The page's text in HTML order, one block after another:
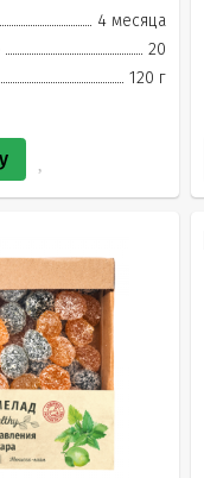
4 месяца
20
120 г